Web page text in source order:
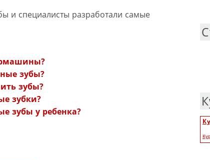
и специалисты разработали самые
зубы?
зубы?
зубки?
зубы у ребенка?